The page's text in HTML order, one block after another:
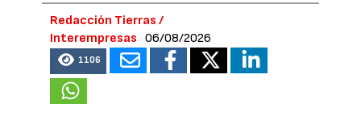
Redacción Tierras /
Interempresas
06/08/2026
1106